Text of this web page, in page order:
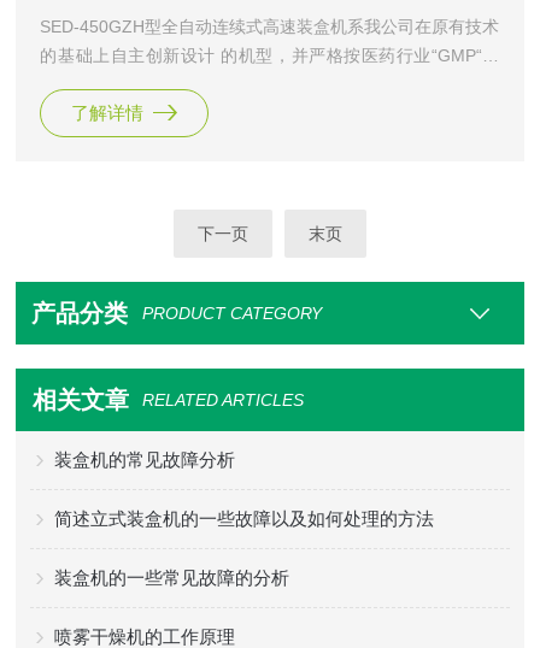
SED-450GZH型全自动连续式高速装盒机系我公司在原有技术
的基础上自主创新设计 的机型，并严格按医药行业“GMP“要
送、纸盒成形、后部推料机构相关技术达到欧美标准；简洁式
的外观设计和后 部连续式推料的结构使操作、维护更加简
了解详情
下一页 末页
产品分类 PRODUCT CATEGORY
相关文章 RELATED ARTICLES
装盒机的常见故障分析
简述立式装盒机的一些故障以及如何处理的方法
装盒机的一些常见故障的分析
喷雾干燥机的工作原理